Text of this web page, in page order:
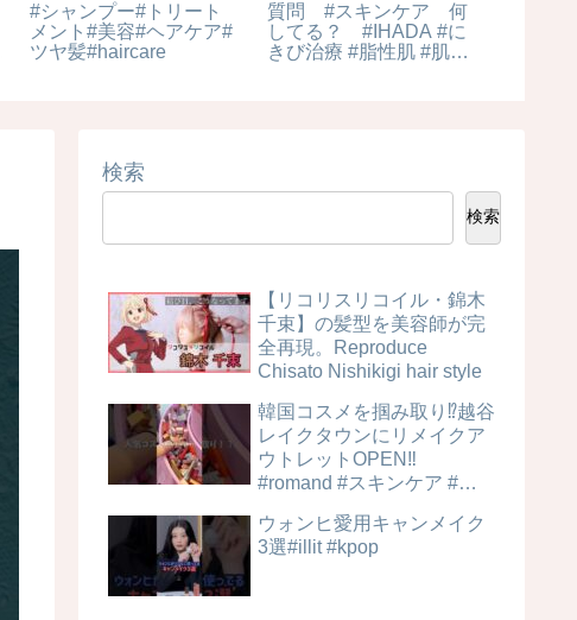
#シャンプー#トリート
メント#美容#ヘアケア#
ツヤ髪#haircare
質問 #スキンケア 何
してる？ #IHADA #に
きび治療 #脂性肌 #肌荒
検索
検索
【リコリスリコイル・錦木
千束】の髪型を美容師が完
全再現。Reproduce
Chisato Nishikigi hair style
韓国コスメを掴み取り⁉︎越谷
レイクタウンにリメイクア
ウトレットOPEN‼️
#romand #スキンケア #美
ウォンヒ愛用キャンメイク
3選#illit #kpop